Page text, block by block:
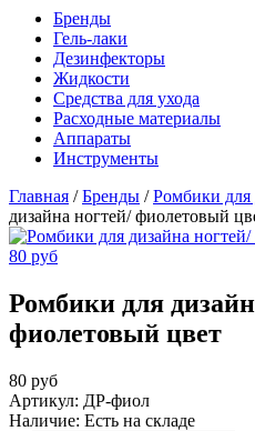
Бренды
Гель-лаки
Дезинфекторы
Жидкости
Средства для ухода
Расходные материалы
Аппараты
Инструменты
Главная /Бренды /Ромбики для
дизайна ногтей/ фиолетовый
Ромбики для
фиолетовый цвет
80 руб
Артикул: ДР-фиол
Наличие: Есть на складе